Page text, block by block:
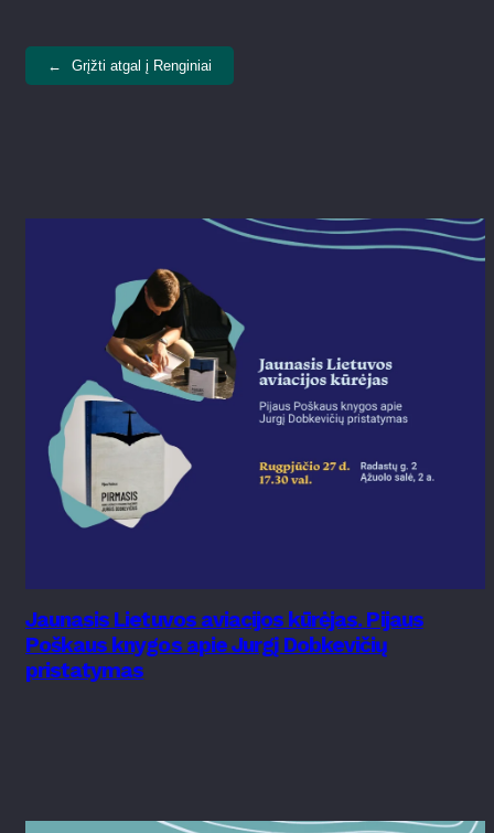
← Grįžti atgal į Renginiai
Jaunasis Lietuvos aviacijos kūrėjas. Pijaus
Poškaus knygos apie Jurgį Dobkevičių
pristatymas